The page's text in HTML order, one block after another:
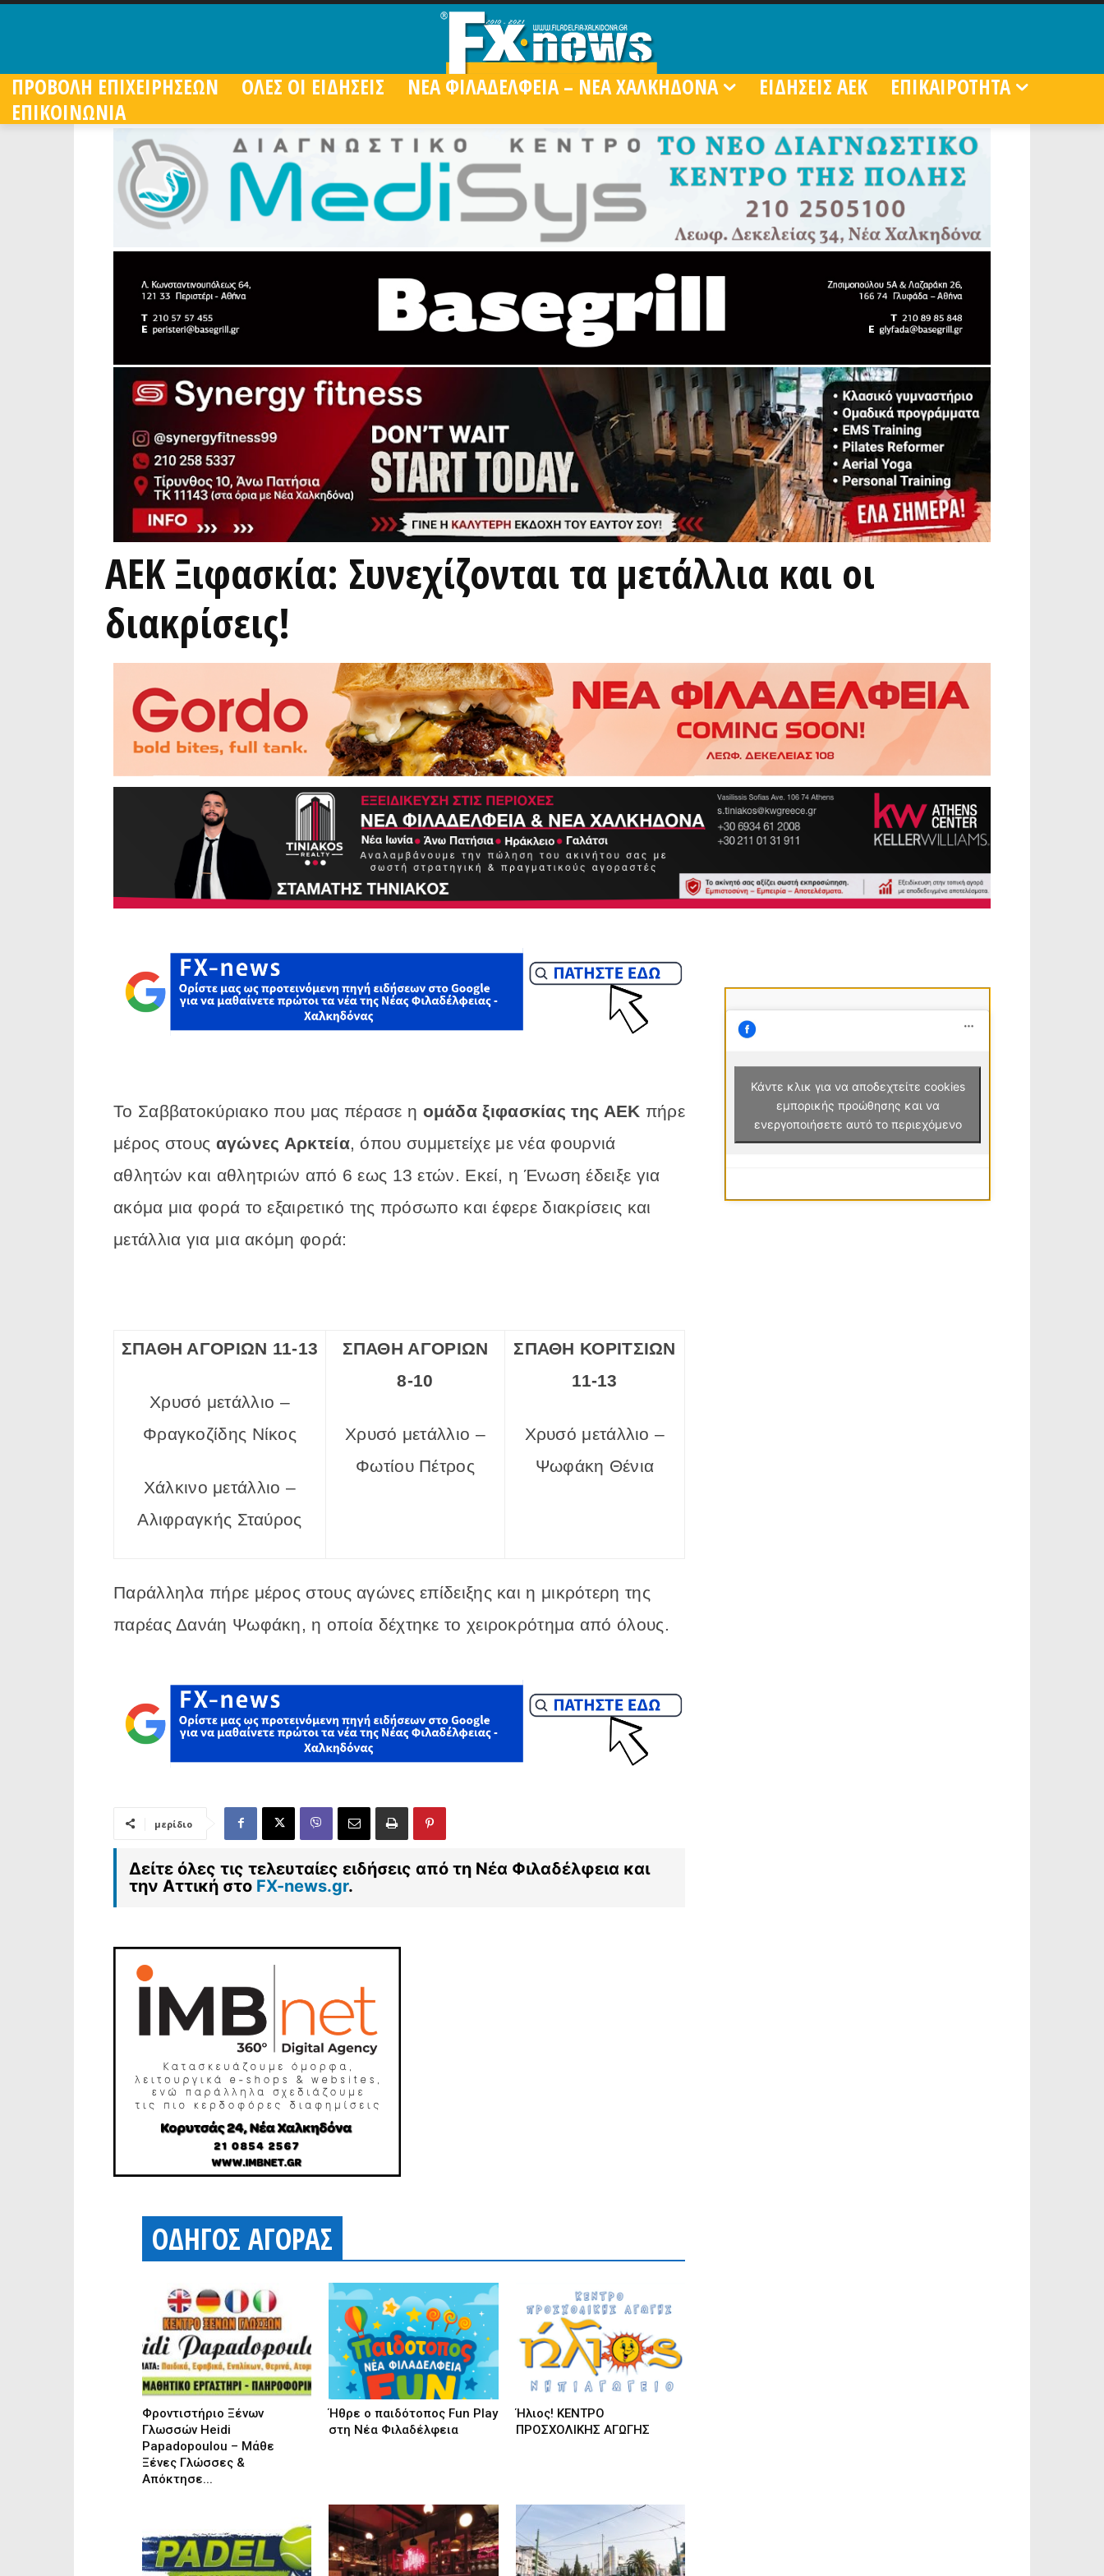
ΠΡΟΒΟΛΗ ΕΠΙΧΕΙΡΗΣΕΩΝ ΟΛΕΣ ΟΙ ΕΙΔΗΣΕΙΣ ΝΕΑ ΦΙΛΑΔΕΛΦΕΙΑ – ΝΕΑ ΧΑΛΚΗΔΟΝΑ ΕΙΔΗΣΕΙΣ ΑΕΚ
ΕΠΙΚΑΙΡΟΤΗΤΑ
ΕΠΙΚΟΙΝΩΝΙΑ
ΑΕΚ Ξιφασκία: Συνεχίζονται τα μετάλλια και οι
διακρίσεις!
Το Σαββατοκύριακο που μας πέρασε η ομάδα ξιφασκίας της ΑΕΚ πήρε
μέρος στους αγώνες Αρκτεία, όπου συμμετείχε με νέα φουρνιά
αθλητών και αθλητριών από 6 εως 13 ετών. Εκεί, η Ένωση έδειξε για
ακόμα μια φορά το εξαιρετικό της πρόσωπο και έφερε διακρίσεις και
μετάλλια για μια ακόμη φορά:
ΣΠΑΘΗ ΑΓΟΡΙΩΝ 11-13
Χρυσό μετάλλιο –
Φραγκοζίδης Νίκος
Χάλκινο μετάλλιο –
Αλιφραγκής Σταύρος
ΣΠΑΘΗ ΑΓΟΡΙΩΝ
8-10
Χρυσό μετάλλιο –
Φωτίου Πέτρος
ΣΠΑΘΗ ΚΟΡΙΤΣΙΩΝ
11-13
Χρυσό μετάλλιο –
Ψωφάκη Θένια
Παράλληλα πήρε μέρος στους αγώνες επίδειξης και η μικρότερη της
παρέας Δανάη Ψωφάκη, η οποία δέχτηκε το χειροκρότημα από όλους.
μερίδιο
Δείτε όλες τις τελευταίες ειδήσεις από τη Νέα Φιλαδέλφεια και
την Αττική στο FX-news.gr.
ΟΔΗΓΟΣ ΑΓΟΡΑΣ
Φροντιστήριο Ξένων
Γλωσσών Heidi
Papadopoulou – Μάθε
Ξένες Γλώσσες &
Απόκτησε...
Ήθρε ο παιδότοπος Fun Play
στη Νέα Φιλαδέλφεια
Ήλιος! ΚΕΝΤΡΟ
ΠΡΟΣΧΟΛΙΚΗΣ ΑΓΩΓΗΣ
Κάντε κλικ για να αποδεχτείτε cookies
εμπορικής προώθησης και να
ενεργοποιήσετε αυτό το περιεχόμενο